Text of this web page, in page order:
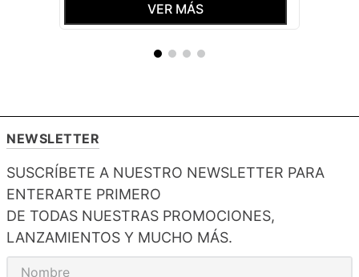
VER MÁS
NEWSLETTER
SUSCRÍBETE A NUESTRO NEWSLETTER PARA
ENTERARTE PRIMERO
DE TODAS NUESTRAS PROMOCIONES,
LANZAMIENTOS Y MUCHO MÁS.